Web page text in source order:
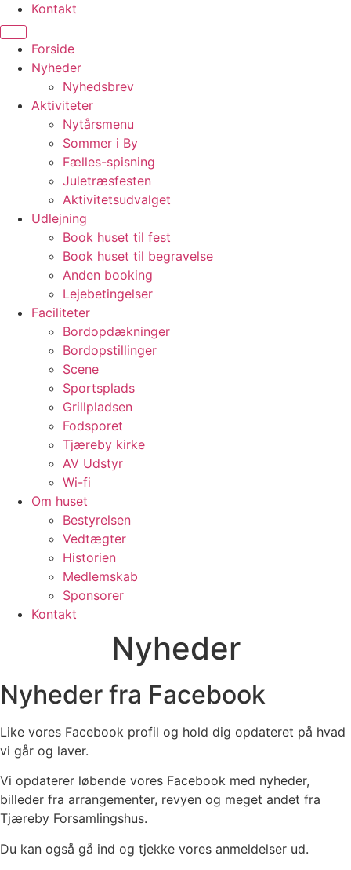
Kontakt
Forside
Nyheder
Nyhedsbrev
Aktiviteter
Nytårsmenu
Sommer i By
Fælles-spisning
Juletræsfesten
Aktivitetsudvalget
Udlejning
Book huset til fest
Book huset til begravelse
Anden booking
Lejebetingelser
Faciliteter
Bordopdækninger
Bordopstillinger
Scene
Sportsplads
Grillpladsen
Fodsporet
Tjæreby kirke
AV Udstyr
Wi-fi
Om huset
Bestyrelsen
Vedtægter
Historien
Medlemskab
Sponsorer
Kontakt
Nyheder
Nyheder fra Facebook
Like vores Facebook profil og hold dig opdateret på hvad
vi går og laver.
Vi opdaterer løbende vores Facebook med nyheder,
billeder fra arrangementer, revyen og meget andet fra
Tjæreby Forsamlingshus.
Du kan også gå ind og tjekke vores anmeldelser ud.